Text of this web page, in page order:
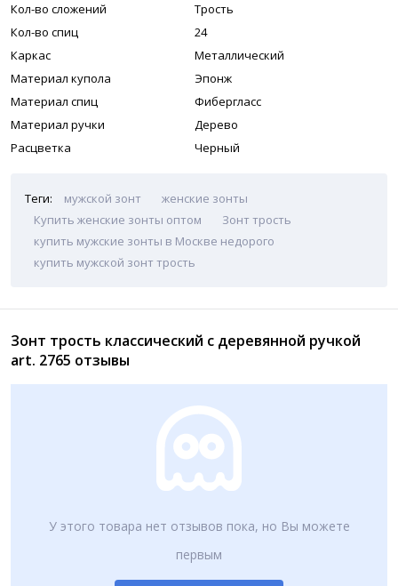
Кол-во сложений
Трость
Кол-во спиц
24
Каркас
Металлический
Материал купола
Эпонж
Материал спиц
Фибергласс
Материал ручки
Дерево
Расцветка
Черный
Теги: мужской зонт
женские зонты
Купить женские зонты оптом
Зонт трость
купить мужские зонты в Москве недорого
купить мужской зонт трость
Зонт трость классический с деревянной ручкой
art. 2765 отзывы
У этого товара нет отзывов пока, но Вы можете
первым